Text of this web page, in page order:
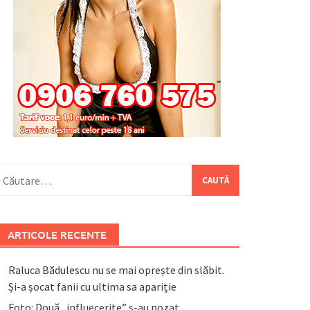
după:
ARTICOLE RECENTE
Raluca Bădulescu nu se mai oprește din slăbit.
Și-a șocat fanii cu ultima sa apariție